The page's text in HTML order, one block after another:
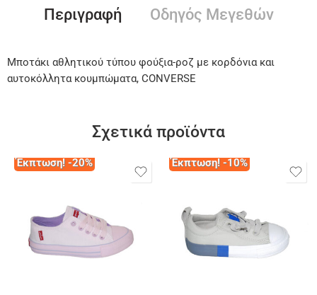
Περιγραφή Οδηγός Μεγεθών
Μποτάκι αθλητικού τύπου φούξια-ροζ με κορδόνια και
αυτοκόλλητα κουμπώματα, CONVERSE
Σχετικά προϊόντα
Έκπτωση! -20% Έκπτωση! -10%